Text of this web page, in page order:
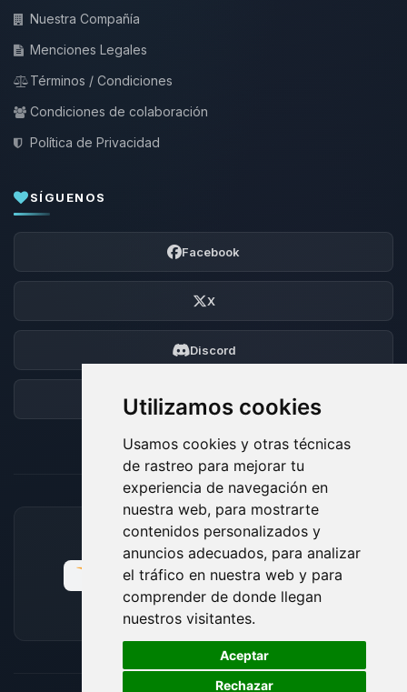
Utilizamos cookies
Usamos cookies y otras técnicas
de rastreo para mejorar tu
experiencia de navegación en
nuestra web, para mostrarte
contenidos personalizados y
anuncios adecuados, para analizar
el tráfico en nuestra web y para
comprender de donde llegan
nuestros visitantes.
Aceptar
Rechazar
Nuestra Compañía
Menciones Legales
Términos / Condiciones
Condiciones de colaboración
Política de Privacidad
SÍGUENOS
Facebook
X
Discord
Foro
MÉTODOS DE PAGO ACEPTADOS
🍪